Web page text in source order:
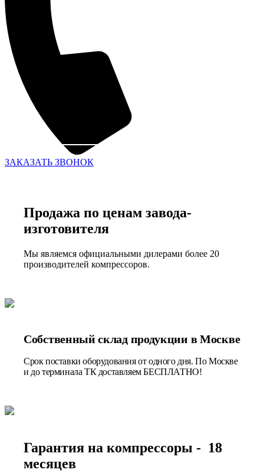
ЗАКАЗАТЬ ЗВОНОК
Продажа по ценам завода-
изготовителя
Мы являемся официальными дилерами более 20
производителей компрессоров.
Собственный склад продукции в Москве
Срок поставки оборудования от одного дня. По Москве
и до терминала ТК доставляем БЕСПЛАТНО!
Гарантия на компрессоры - 18
месяцев